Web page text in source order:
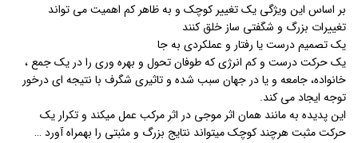
بر اساس این ویژگی یک تغییر کوچک و به ظاهر کم اهمیت می تواند
تغییرات بزرگ و شگفتی ساز خلق کنند
یک تصمیم درست یا رفتار و عملکردی به جا
یک حرکت درست و کم انرژی که طوفان تحول و بهره وری را در یک جمع ،
خانواده، جامعه و یا در جهان سبب شده و تاثیری شگرف با نتیجه ای درخور
توجه ایجاد می کند.
این پدیده به مانند همان اثر موجی در اثر مرکب عمل میکند و تکرار یک
حرکت مثبت هرچند کوچک میتواند نتایج بزرگ و مثبتی را بهمراه آورد …